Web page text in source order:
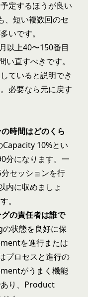
定するほうが良い
、短い複数回のセ
いです。
以上40〜150番目
直すべきです。
ていると説明でき
必要なら元に戻す
時間はどのくら
10%とい
分になります。一
セッションを行
内に収めましょ
。
の責任者は誰で
状態を良好に保
を進行または
プロセスと進行の
がうまく機能
り、Product